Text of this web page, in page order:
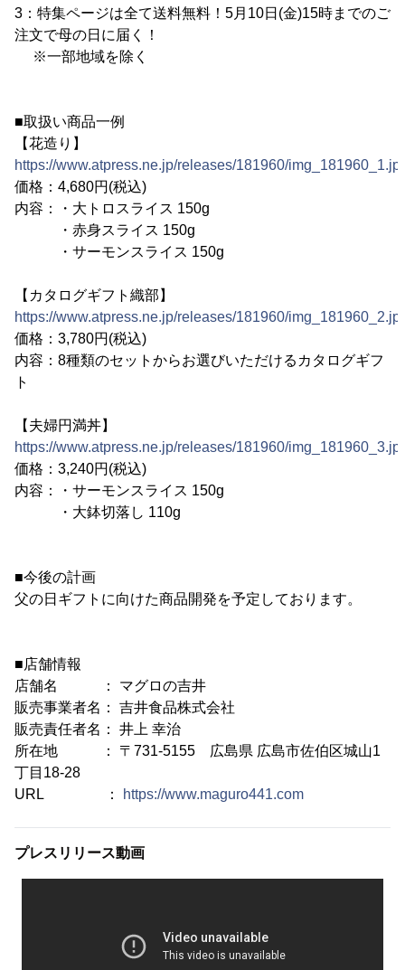
3：特集ページは全て送料無料！5月10日(金)15時までのご
注文で母の日に届く！
※一部地域を除く
■取扱い商品一例
【花造り】
https://www.atpress.ne.jp/releases/181960/
価格：4,680円(税込)
内容：・大トロスライス 150g
・赤身スライス 150g
・サーモンスライス 150g
【カタログギフト織部】
https://www.atpress.ne.jp/releases/181960/
価格：3,780円(税込)
内容：8種類のセットからお選びいただけるカタログギフ
ト
【夫婦円満丼】
https://www.atpress.ne.jp/releases/181960/
価格：3,240円(税込)
内容：・サーモンスライス 150g
・大鉢切落し 110g
■今後の計画
父の日ギフトに向けた商品開発を予定しております。
■店舗情報
店舗名 ： マグロの吉井
販売事業者名： 吉井食品株式会社
販売責任者名： 井上 幸治
所在地 ： 〒731-5155 広島県 広島市佐伯区城山1
丁目18-28
URL ：
https://www.maguro441.com
プレスリリース動画